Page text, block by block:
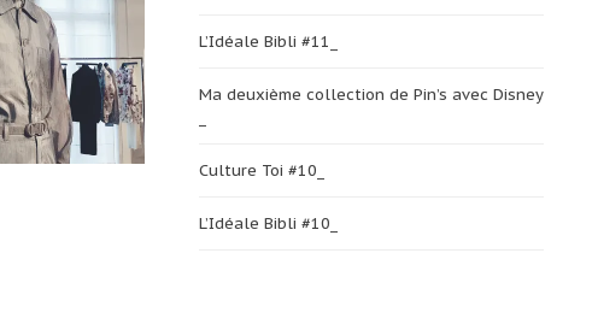
L’Idéale Bibli #11_
Ma deuxième collection de Pin’s avec Disney
Culture Toi #10_
L’Idéale Bibli #10_